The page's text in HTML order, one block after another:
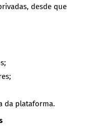
desde que
da plataforma.